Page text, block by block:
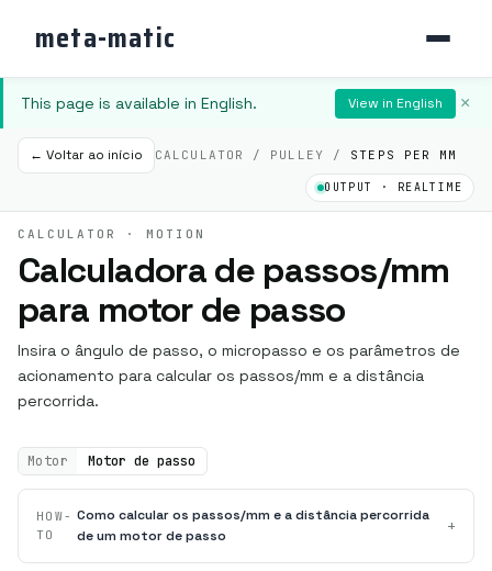
meta-matic
This page is available in English. View in English ×
← Voltar ao início CALCULATOR / PULLEY / STEPS PER MM
OUTPUT · REALTIME
CALCULATOR · MOTION
Calculadora de passos/mm
para motor de passo
Insira o ângulo de passo, o micropasso e os parâmetros de
acionamento para calcular os passos/mm e a distância
percorrida.
Motor Motor de passo
HOW-
TO
Como calcular os passos/mm e a distância percorrida
de um motor de passo
+